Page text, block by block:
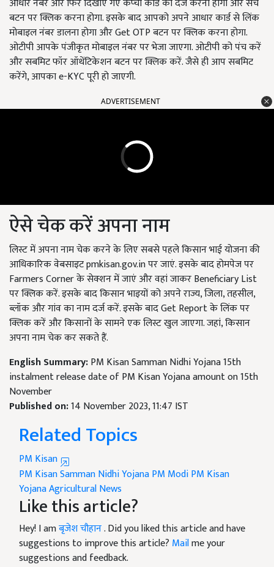
बटन पर क्लिक करना होगा. इसके बाद आपको अपने आधार कार्ड से लिंक
मोबाइल नंबर डालना होगा और Get OTP बटन पर क्लिक करना होगा.
ओटीपी आपके पंजीकृत मोबाइल नंबर पर भेजा जाएगा. ओटीपी को पंच करें
और सबमिट फॉर ऑथेंटिकेशन बटन पर क्लिक करें. जैसे ही आप सबमिट
करेंगे, आपका e-KYC पूरी हो जाएगी.
ADVERTISEMENT
ऐसे चेक करें अपना नाम
लिस्ट में अपना नाम चेक करने के लिए सबसे पहले किसान भाई योजना की
आधिकारिक वेबसाइट pmkisan.gov.in पर जाएं. इसके बाद होमपेज पर
Farmers Corner के सेक्शन में जाएं और वहां जाकर Beneficiary List
पर क्लिक करें. इसके बाद किसान भाइयों को अपने राज्य, जिला, तहसील,
ब्लॉक और गांव का नाम दर्ज करें. इसके बाद Get Report के लिंक पर
क्लिक करें और किसानों के सामने एक लिस्ट खुल जाएगा. जहां, किसान
अपना नाम चेक कर सकते हैं.
English Summary:PM Kisan Samman Nidhi Yojana 15th
instalment release date of PM Kisan Yojana amount on 15th
November
Published on:14 November 2023, 11:47 IST
Related Topics
PM Kisan
PM Kisan Samman Nidhi YojanaPM ModiPM Kisan
YojanaAgricultural News
Like this article?
Hey! I amबृजेश चौहान. Did you liked this article and have
suggestions to improve this article? Mailme your
suggestions and feedback.